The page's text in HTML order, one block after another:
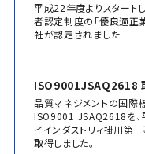
平成22年度よりスタート
者認定制度の「優良適正
社が認定されました
ISO9001JSAQ2618
品質マネジメントの国際
ISO9001 JSAQ2618を
イインダストリィ掛川第
取得しました。